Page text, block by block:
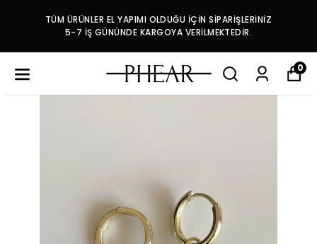
TÜM ÜRÜNLER EL YAPIMI OLDUĞU İÇİN SİPARİŞLERİNİZ
5-7 İŞ GÜNÜNDE KARGOYA VERİLMEKTEDİR.
0